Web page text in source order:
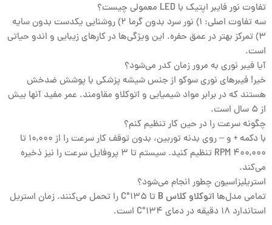
تفاوت نور فایبر اپتیک با LED معمولی چیست؟
سه تفاوت اصلی: ۱) نور سرد بدون گرما ۲) روشنایی یکدست بدون سایه
۳) تمرکز بهتر در عمق حفره. این ویژگی‌ها در کارهای زیبایی و اندو حیاتی
است.
آیا فیبر نوری به مرور زمان کدر می‌شود؟
خیر! فیبرهای نوری سوکو از جنس شیشه پزشکی با پوشش ضدخش
هستند که در برابر مواد شیمیایی و اتوکلاو مقاومند. عمر مفید آنها بیش
از ۵ سال است.
چگونه سرعت را در حین کار تنظیم کنم؟
با دکمه + و – روی بدنه توربین، بدون توقف کار سرعت را از ۱۰,۰۰۰ تا
۴۰۰,۰۰۰ RPM تنظیم کنید. سیستم تا ۳ پروفایل سرعت را نیز ذخیره
می‌کند.
استریلیزاسیون چطور انجام می‌شود؟
تمامی مدل‌ها اتوکلاو کلاس B
تا ۱۳۵°C را تحمل می‌کنند. زمان استریل
استاندارد ۱۸ دقیقه در دمای ۱۳۴°C است.